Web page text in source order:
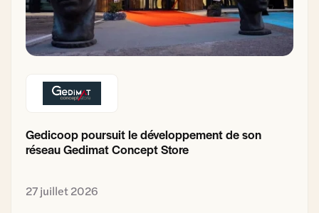
Gedicoop poursuit le développement de son
réseau Gedimat Concept Store
27 juillet 2026